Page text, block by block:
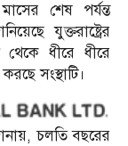
শেষ পর্যন্ত
যুক্তরাষ্ট্রের
ধীরে ধীরে
সংস্থাটি।
চলতি বছরের